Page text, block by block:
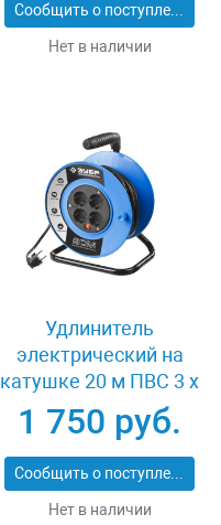
Сообщить о поступлении
Нет в наличии
Удлинитель
электрический на
катушке 20 м ПВС 3 х
1кв мм 4 гнезда Зубр
ПРОФЕССИОНАЛ
55082-20
1 750 руб.
Сообщить о поступлении
Нет в наличии